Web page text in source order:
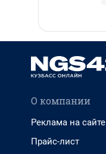
О компании
Реклама на сайте
Прайс-лист